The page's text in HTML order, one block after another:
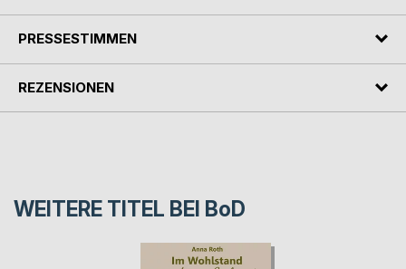
PRESSESTIMMEN
REZENSIONEN
WEITERE TITEL BEI BoD